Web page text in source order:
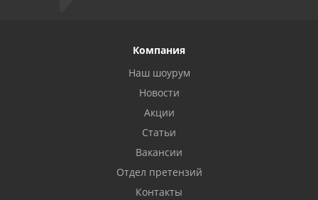
Компания
Наш шоурум
Новости
Акции
Статьи
Вакансии
Отдел претензий
Контакты